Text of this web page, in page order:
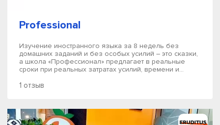
Professional
Изучение иностранного языка за 8 недель без
домашних заданий и без особых усилий – это сказки,
а школа «Профессионал» предлагает в реальные
сроки при реальных затратах усилий, времени и...
1 отзыв